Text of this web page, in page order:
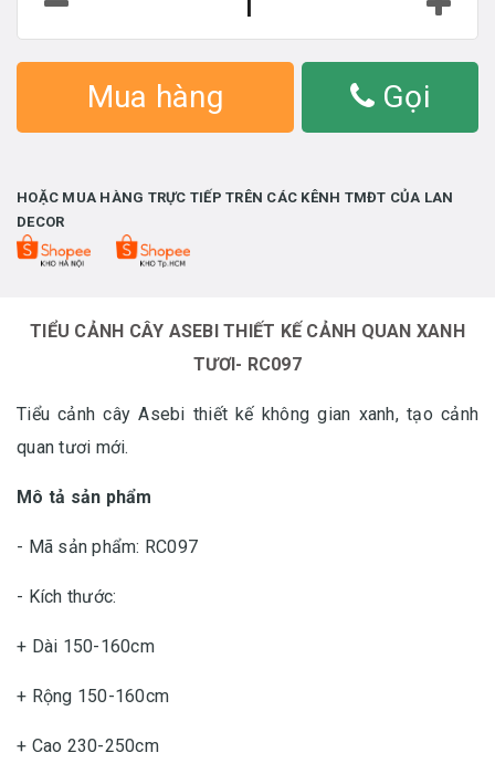
Mua hàng Gọi
HOẶC MUA HÀNG TRỰC TIẾP TRÊN CÁC KÊNH TMĐT CỦA LAN
DECOR
TIỂU CẢNH CÂY ASEBI THIẾT KẾ CẢNH QUAN XANH
TƯƠI- RC097
Tiểu cảnh cây Asebi thiết kế không gian xanh, tạo cảnh
quan tươi mới.
Mô tả sản phẩm
- Mã sản phẩm: RC097
- Kích thước:
+ Dài 150-160cm
+ Rộng 150-160cm
+ Cao 230-250cm